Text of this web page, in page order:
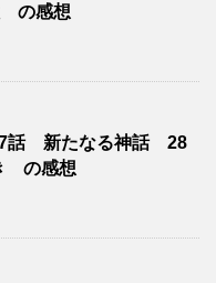
の感想
話 新たなる神話 28
の感想